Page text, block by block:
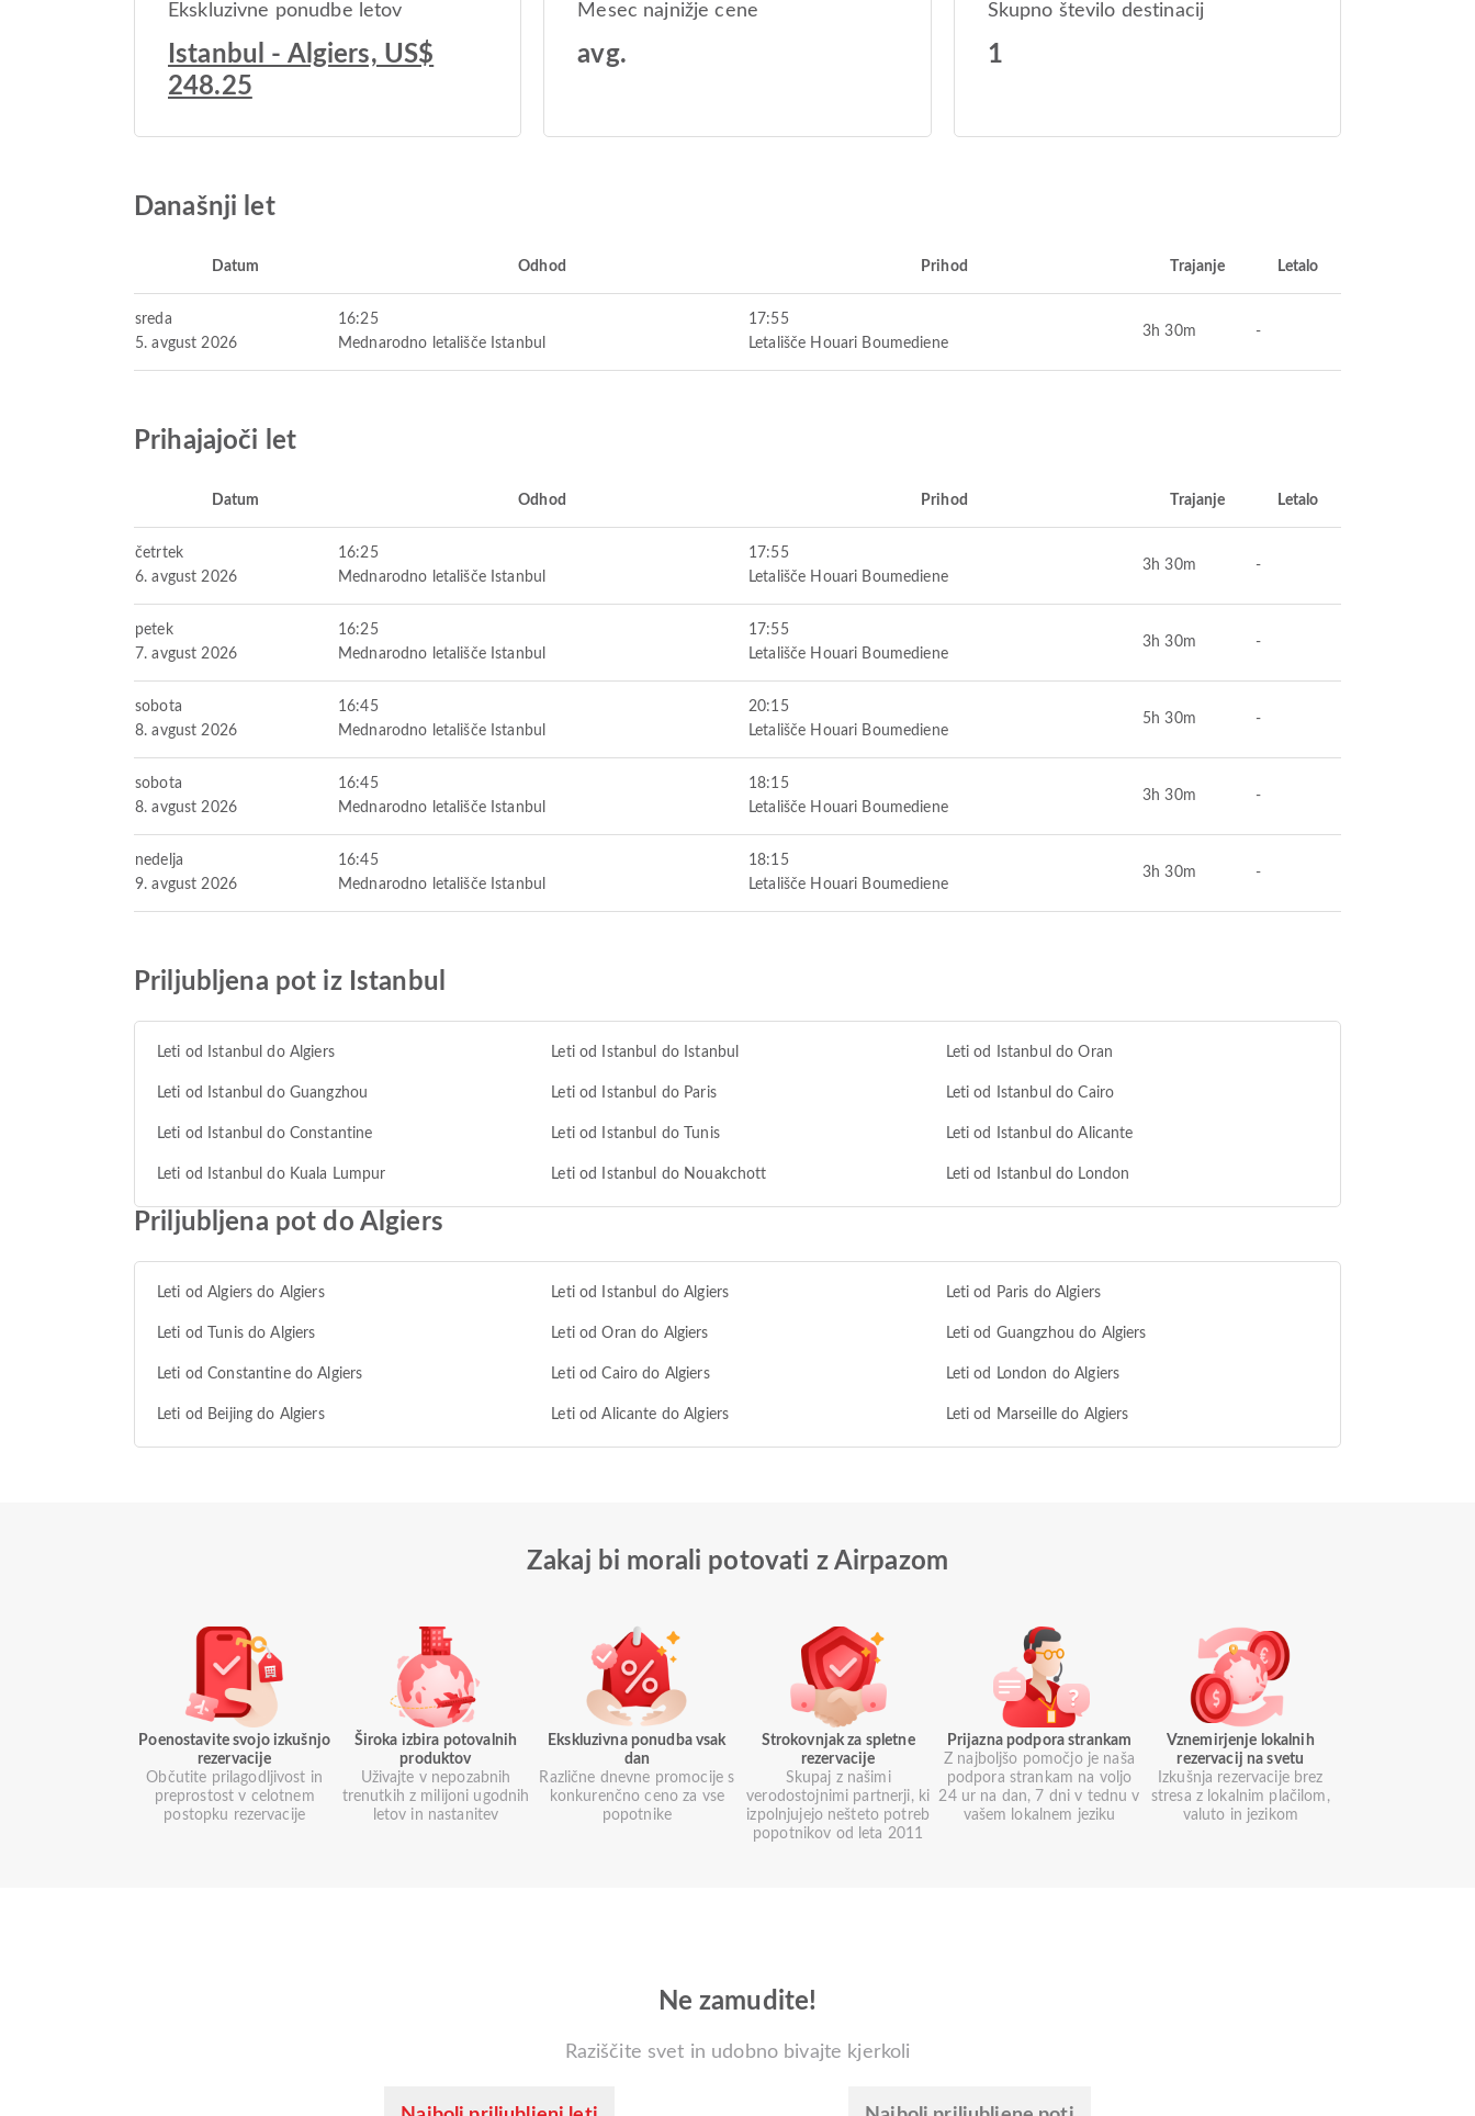
Ekskluzivne ponudbe letov
Istanbul - Algiers, US$
248.25
Mesec najnižje cene
avg.
Skupno število destinacij
1
Današnji let
Datum Odhod Prihod Trajanje Letalo
sreda
5. avgust 2026
16:25
Mednarodno letališče Istanbul
17:55
Letališče Houari Boumediene
3h 30m -
Prihajajoči let
Datum Odhod Prihod Trajanje Letalo
četrtek
6. avgust 2026
16:25
Mednarodno letališče Istanbul
17:55
Letališče Houari Boumediene
3h 30m -
petek
7. avgust 2026
16:25
Mednarodno letališče Istanbul
17:55
Letališče Houari Boumediene
3h 30m -
sobota
8. avgust 2026
16:45
Mednarodno letališče Istanbul
20:15
Letališče Houari Boumediene
5h 30m -
sobota
8. avgust 2026
16:45
Mednarodno letališče Istanbul
18:15
Letališče Houari Boumediene
3h 30m -
nedelja
9. avgust 2026
16:45
Mednarodno letališče Istanbul
18:15
Letališče Houari Boumediene
3h 30m -
Priljubljena pot iz Istanbul
Leti od Istanbul do Algiers Leti od Istanbul do Istanbul Leti od Istanbul do Oran
Leti od Istanbul do Guangzhou Leti od Istanbul do Paris Leti od Istanbul do Cairo
Leti od Istanbul do Constantine Leti od Istanbul do Tunis Leti od Istanbul do Alicante
Leti od Istanbul do Kuala Lumpur Leti od Istanbul do Nouakchott Leti od Istanbul do London
Priljubljena pot do Algiers
Leti od Algiers do Algiers Leti od Istanbul do Algiers Leti od Paris do Algiers
Leti od Tunis do Algiers Leti od Oran do Algiers Leti od Guangzhou do Algiers
Leti od Constantine do Algiers Leti od Cairo do Algiers Leti od London do Algiers
Leti od Beijing do Algiers Leti od Alicante do Algiers Leti od Marseille do Algiers
Zakaj bi morali potovati z Airpazom
Poenostavite svojo izkušnjo
rezervacije
Občutite prilagodljivost in
preprostost v celotnem
postopku rezervacije
Široka izbira potovalnih
produktov
Uživajte v nepozabnih
trenutkih z milijoni ugodnih
letov in nastanitev
Ekskluzivna ponudba vsak
dan
Različne dnevne promocije s
konkurenčno ceno za vse
popotnike
Strokovnjak za spletne
rezervacije
Skupaj z našimi
verodostojnimi partnerji, ki
izpolnjujejo nešteto potreb
popotnikov od leta 2011
Prijazna podpora strankam
Z najboljšo pomočjo je naša
podpora strankam na voljo
24 ur na dan, 7 dni v tednu v
vašem lokalnem jeziku
Vznemirjenje lokalnih
rezervacij na svetu
Izkušnja rezervacije brez
stresa z lokalnim plačilom,
valuto in jezikom
Ne zamudite!
Raziščite svet in udobno bivajte kjerkoli